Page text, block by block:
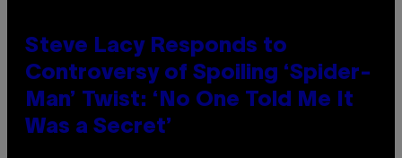
Steve Lacy Responds to
Controversy of Spoiling ‘Spider-
Man’ Twist: ‘No One Told Me It
Was a Secret’